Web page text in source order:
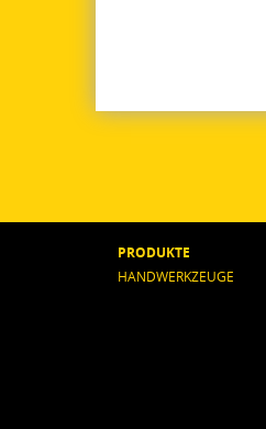
PRODUKTE
HANDWERKZEUGE